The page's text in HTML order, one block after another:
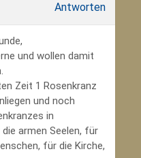
Antworten
und wollen damit
Zeit 1 Rosenkranz
und noch
in
armen Seelen, für
für die Kirche,